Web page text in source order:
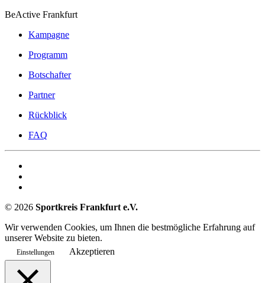
BeActive Frankfurt
Kampagne
Programm
Botschafter
Partner
Rückblick
FAQ
© 2026 Sportkreis Frankfurt e.V.
Wir verwenden Cookies, um Ihnen die bestmögliche Erfahrung auf
unserer Website zu bieten.
Einstellungen Akzeptieren